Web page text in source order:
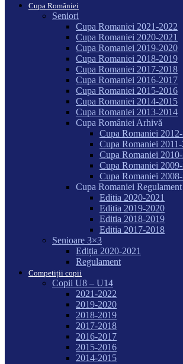
Cupa României
Seniori
Cupa Romaniei 2021-2022
Cupa Romaniei 2020-2021
Cupa Romaniei 2019-2020
Cupa Romaniei 2018-2019
Cupa Romaniei 2017-2018
Cupa Romaniei 2016-2017
Cupa Romaniei 2015-2016
Cupa Romaniei 2014-2015
Cupa Romaniei 2013-2014
Cupa României Arhivă
Cupa Romaniei
Cupa Romaniei
Cupa Romaniei 2010-
Cupa Romaniei
Cupa Romaniei
Cupa Romaniei Regulament
Editia 2020-2021
Editia 2019-2020
Editia 2018-2019
Editia 2017-2018
Senioare 3×3
Ediția 2020-2021
Regulament
Competiții copii
Copii U8 – U14
2021-2022
2019-2020
2018-2019
2017-2018
2016-2017
2015-2016
2014-2015